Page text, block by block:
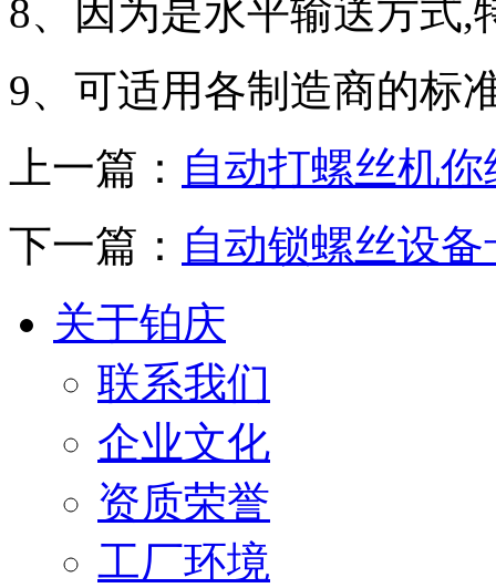
8、因为是水平输送方式,
9、可适用各制造商的标
上一篇： 自动打螺丝机
下一篇： 自动锁螺丝设
关于铂庆
联系我们
企业文化
资质荣誉
工厂环境